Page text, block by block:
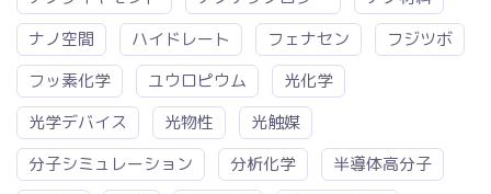
ナノ空間
ハイドレート フェナセン
フジツボ
フッ素化学
ユウロピウム
光化学
光学デバイス
光物性
光触媒
分子シミュレーション
分析化学
半導体高分子